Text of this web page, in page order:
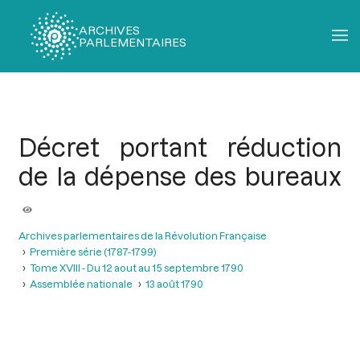
ARCHIVES
PARLEMENTAIRES
Décret portant réduction
de la dépense des bureaux
Archives parlementaires de la Révolution Française
Première série (1787-1799)
Tome XVIII - Du 12 aout au 15 septembre 1790
Assemblée nationale
13 août 1790